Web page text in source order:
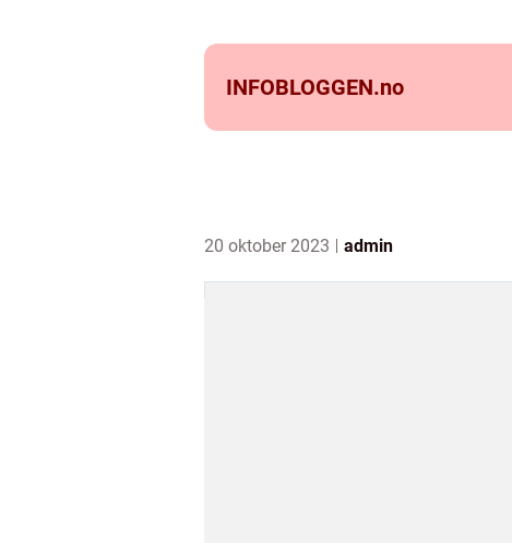
INFOBLOGGEN.no
20 oktober 2023 admin